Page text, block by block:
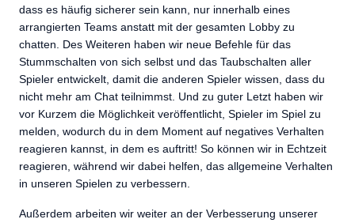
dass es häufig sicherer sein kann, nur innerhalb eines
arrangierten Teams anstatt mit der gesamten Lobby zu
chatten. Des Weiteren haben wir neue Befehle für das
Stummschalten von sich selbst und das Taubschalten aller
Spieler entwickelt, damit die anderen Spieler wissen, dass du
nicht mehr am Chat teilnimmst. Und zu guter Letzt haben wir
vor Kurzem die Möglichkeit veröffentlicht, Spieler im Spiel zu
melden, wodurch du in dem Moment auf negatives Verhalten
reagieren kannst, in dem es auftritt! So können wir in Echtzeit
reagieren, während wir dabei helfen, das allgemeine Verhalten
in unseren Spielen zu verbessern.
Außerdem arbeiten wir weiter an der Verbesserung unserer